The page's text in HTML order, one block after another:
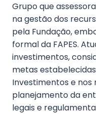
Grupo que
na gestão dos
pela Fundação,
formal da FAPES.
investimentos,
metas
Investimentos e
planejamento da
legais e